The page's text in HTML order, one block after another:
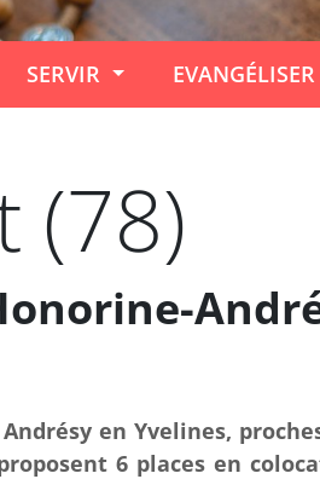
SERVIR EVANGÉLISER
(78)
en Yvelines,
6 places en